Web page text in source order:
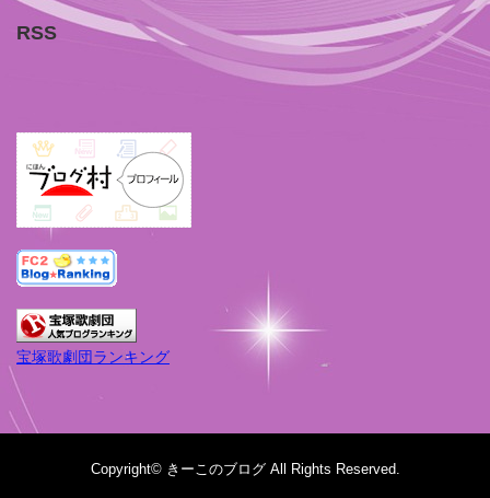
RSS
宝塚歌劇団ランキング
Copyright© きーこのブログAll Rights Reserved.